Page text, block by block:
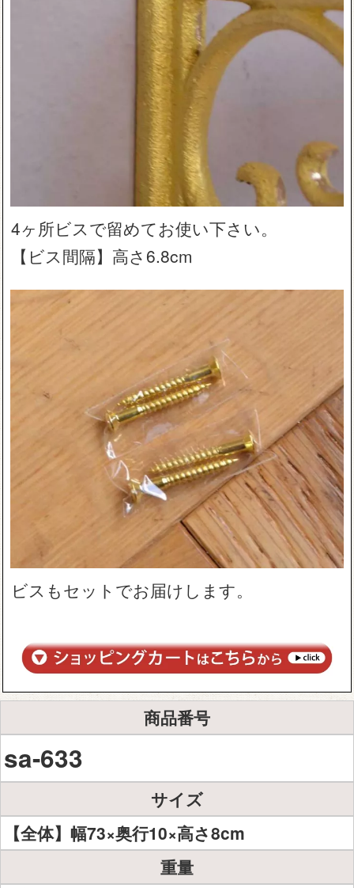
4ヶ所ビスで留めてお使い下さい。
【ビス間隔】高さ6.8cm
ビスもセットでお届けします。
商品番号
sa-633
サイズ
【全体】幅73×奥行10×高さ8cm
重量